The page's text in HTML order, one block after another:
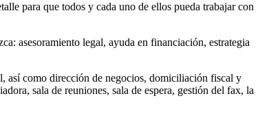
para que todos y cada uno de ellos pueda trabajar con
asesoramiento legal, ayuda en financiación, estrategia
así como dirección de negocios, domiciliación fiscal y
sala de reuniones, sala de espera, gestión del fax, la